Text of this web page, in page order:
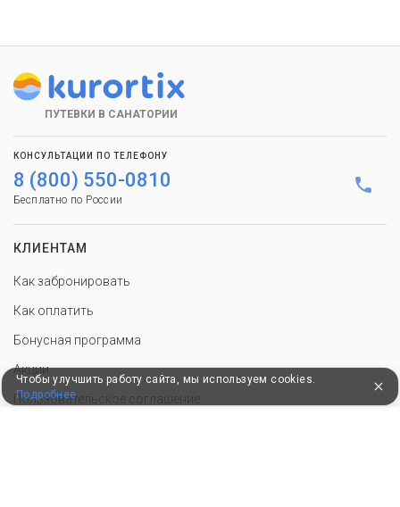
ПУТЕВКИ В САНАТОРИИ
КОНСУЛЬТАЦИИ ПО ТЕЛЕФОНУ
8 (800) 550-0810
Бесплатно по России
КЛИЕНТАМ
Как забронировать
Как оплатить
Бонусная программа
Акции
Пользовательское соглашение
Чтобы улучшить работу сайта, мы используем cookies.
Подробнее